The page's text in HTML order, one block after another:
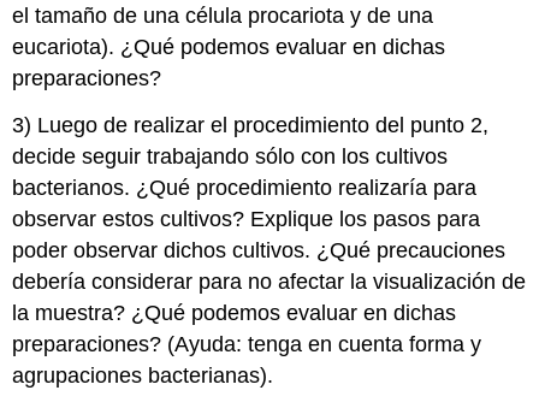
el tamaño de una célula procariota y de una
eucariota). ¿Qué podemos evaluar en dichas
preparaciones?
3) Luego de realizar el procedimiento del punto 2,
decide seguir trabajando sólo con los cultivos
bacterianos. ¿Qué procedimiento realizaría para
observar estos cultivos? Explique los pasos para
poder observar dichos cultivos. ¿Qué precauciones
debería considerar para no afectar la visualización de
la muestra? ¿Qué podemos evaluar en dichas
preparaciones? (Ayuda: tenga en cuenta forma y
agrupaciones bacterianas).